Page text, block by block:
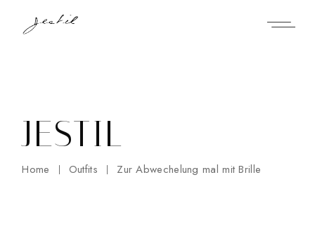
content
JESTIL
Home Outfits Zur Abwechelung mal mit Brille